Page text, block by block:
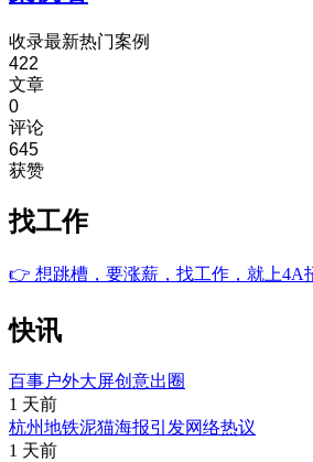
收录最新热门案例
422
文章
0
评论
645
获赞
找工作
👉 想跳槽，要涨薪，找工作，就上4A
快讯
百事户外大屏创意出圈
1 天前
杭州地铁泥猫海报引发网络热议
1 天前